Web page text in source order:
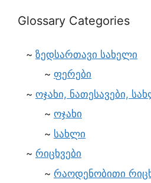
Glossary Categories
ზედსართავი სახელი
ფერები
ოჯახი, ნათესავები,
ოჯახი
სახლი
რიცხვები
რაოდენობითი